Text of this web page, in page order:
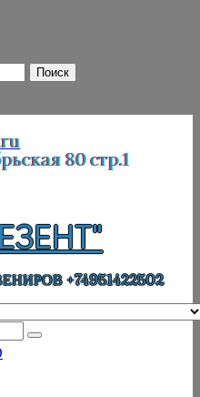
Поиск
80 стр.1
+74951422502